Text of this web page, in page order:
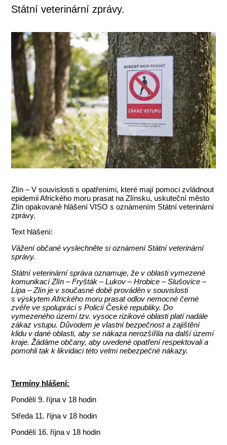
Státní veterinární zprávy.
Zlín – V souvislosti s opatřeními, které mají pomoci zvládnout
epidemii Afrického moru prasat na Zlínsku, uskuteční město
Zlín opakovaně hlášení VISO s oznámením Státní veterinární
zprávy.
Text hlášení:
Vážení občané vyslechněte si oznámení Státní veterinární
správy.
Státní veterinární správa oznamuje, že v oblasti vymezené
komunikací Zlín – Fryšták – Lukov – Hrobice – Slušovice –
Lípa – Zlín je v současné době prováděn v souvislosti
s výskytem Afrického moru prasat odlov nemocné černé
zvěře ve spolupráci s Policií České republiky. Do
vymezeného území tzv. vysoce rizikové oblasti platí nadále
zákaz vstupu. Důvodem je vlastní bezpečnost a zajištění
klidu v dané oblasti, aby se nákaza nerozšířila na další území
kraje. Žádáme občany, aby uvedené opatření respektovali a
pomohli tak k likvidaci této velmi nebezpečné nákazy.
Termíny hlášení:
Pondělí 9. října v 18 hodin
Středa 11. října v 18 hodin
Pondělí 16. října v 18 hodin